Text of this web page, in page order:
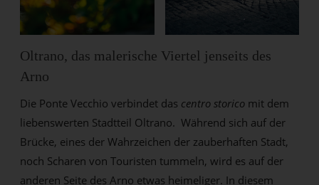
Oltrano, das malerische Viertel jenseits des
Arno
Die Ponte Vecchio verbindet das centro storico mit dem
liebenswerten Stadtteil Oltrano. Während sich auf der
Brücke, eines der Wahrzeichen der zauberhaften Stadt,
noch Scharen von Touristen tummeln, wird es auf der
anderen Seite des Arno etwas heimeliger. In diesem